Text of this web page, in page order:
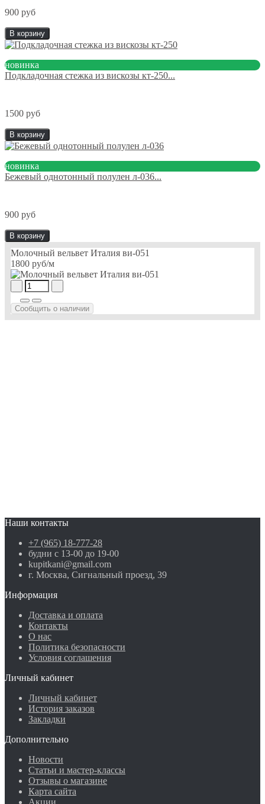
900 руб
В корзину
новинка
Подкладочная стежка из вискозы кт-250...
1500 руб
В корзину
новинка
Бежевый однотонный полулен л-036...
900 руб
В корзину
Молочный вельвет Италия ви-051
1800 руб/м
Сообщить о наличии
Наши контакты
+7 (965) 18-777-28
будни с 13-00 до 19-00
kupitkani@gmail.com
г. Москва, Сигнальный проезд, 39
Информация
Доставка и оплата
Контакты
О нас
Политика безопасности
Условия соглашения
Личный кабинет
Личный кабинет
История заказов
Закладки
Дополнительно
Новости
Статьи и мастер-классы
Отзывы о магазине
Карта сайта
Акции